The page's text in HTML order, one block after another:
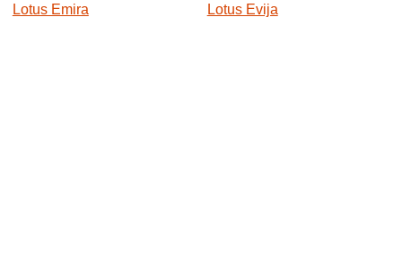
Lotus Emira Lotus Evija